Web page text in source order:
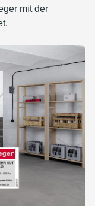
mit der